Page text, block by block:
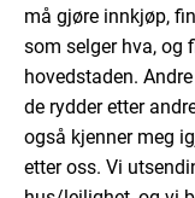
må gjøre innkjøp,
som selger hva, og
hovedstaden.
de rydder etter
også kjenner meg
etter oss. Vi